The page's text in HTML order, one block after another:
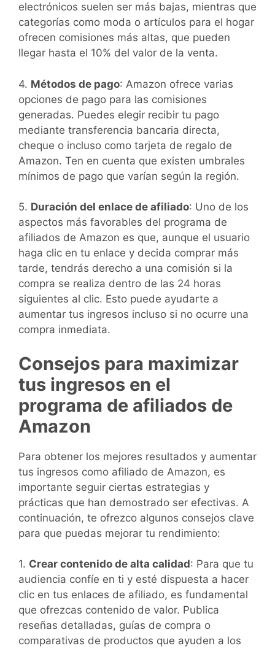
electrónicos suelen ser más bajas, mientras que
categorías como moda o artículos para el hogar
ofrecen comisiones más altas, que pueden
llegar hasta el 10% del valor de la venta.
4. Métodos de pago: Amazon ofrece varias
opciones de pago para las comisiones
generadas. Puedes elegir recibir tu pago
mediante transferencia bancaria directa,
cheque o incluso como tarjeta de regalo de
Amazon. Ten en cuenta que existen umbrales
mínimos de pago que varían según la región.
5. Duración del enlace de afiliado: Uno de los
aspectos más favorables del programa de
afiliados de Amazon es que, aunque el usuario
haga clic en tu enlace y decida comprar más
tarde, tendrás derecho a una comisión si la
compra se realiza dentro de las 24 horas
siguientes al clic. Esto puede ayudarte a
aumentar tus ingresos incluso si no ocurre una
compra inmediata.
Consejos para maximizar
tus ingresos en el
programa de afiliados de
Amazon
Para obtener los mejores resultados y aumentar
tus ingresos como afiliado de Amazon, es
importante seguir ciertas estrategias y
prácticas que han demostrado ser efectivas. A
continuación, te ofrezco algunos consejos clave
para que puedas mejorar tu rendimiento:
1. Crear contenido de alta calidad: Para que tu
audiencia confíe en ti y esté dispuesta a hacer
clic en tus enlaces de afiliado, es fundamental
que ofrezcas contenido de valor. Publica
reseñas detalladas, guías de compra o
comparativas de productos que ayuden a los